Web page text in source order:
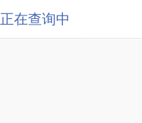
正在查询中